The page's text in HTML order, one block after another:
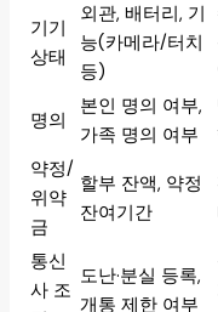
기기
상태
외관, 배터리, 기
능(카메라/터치
등)
명의
본인 명의 여부,
가족 명의 여부
약정/
위약
금
할부 잔액, 약정
잔여기간
통신
사 조
도난·분실 등록,
개통 제한 여부